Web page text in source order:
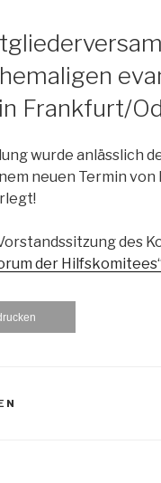
Frankfurt/
wurde anlässlich
neuen Termin
des
der